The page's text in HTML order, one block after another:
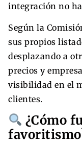
integración no
Según la
sus propios
desplazando a
precios y
visibilidad en el
clientes.
¿Cómo